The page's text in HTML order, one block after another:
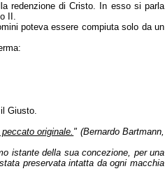
redenzione di Cristo. In esso si parla
II.
poteva essere compiuta solo da un
Giusto.
originale. " (Bernardo Bartmann,
istante della sua concezione, per una
preservata intatta da ogni macchia